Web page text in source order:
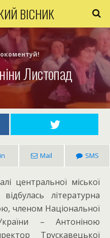
ВІСНИК
Листопад
Mail SMS
центральної міської
літературна
членом Національної
– Антоніною
Трускавецької